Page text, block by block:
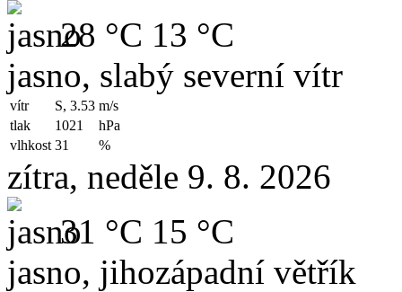
28 °C 13 °C
jasno, slabý severní vítr
vítr S, 3.53 m/s
tlak
1021
hPa
vlhkost 31 %
zítra, neděle 9. 8. 2026
31 °C 15 °C
jasno, jihozápadní větřík